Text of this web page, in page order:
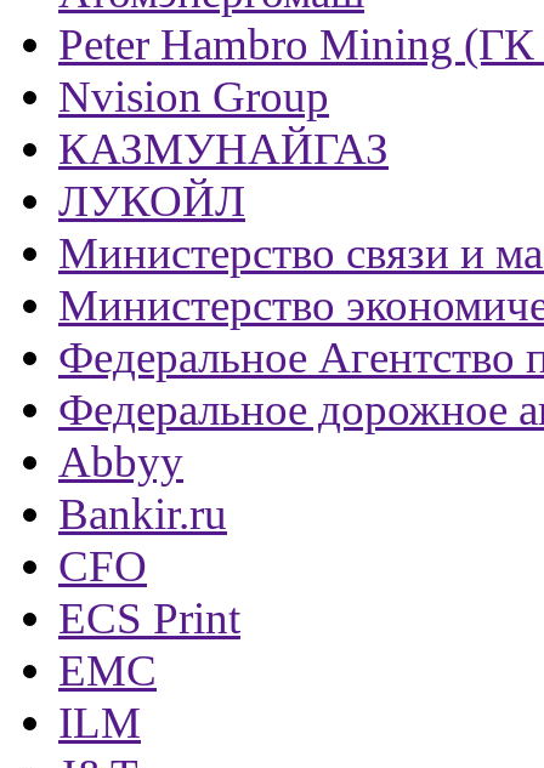
Peter Hambro Mining (ГК
Nvision Group
КАЗМУНАЙГАЗ
ЛУКОЙЛ
Министерство связи и
Министерство
Федеральное
Федеральное дорожное
Abbyy
Bankir.ru
CFO
ECS Print
EMC
ILM